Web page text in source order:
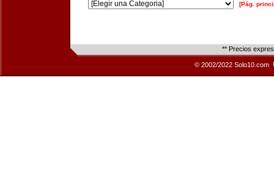
[Pág.
** Precios
© 2002/2022 Solo10.com